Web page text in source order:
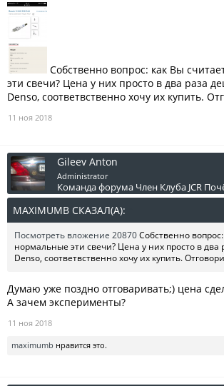
Собственно вопрос: как Вы
эти свечи? Цена у них просто в два раза
Denso, соответвственно хочу их купить.
11 ноя 2018
Gileev Anton
Administrator
Команда форума Член Клуба JCR
MAXIMUMB СКАЗАЛ(А):
Посмотреть вложение 20870Собственно
нормальные эти свечи? Цена у них просто в
Denso, соответвственно хочу их купить.
Думаю уже поздно отговаривать;) цена
А зачем эксперименты?
11 ноя 2018
maximumb нравится это.